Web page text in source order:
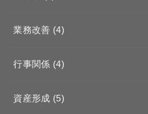
業務改善 (4)
行事関係 (4)
資産形成 (5)